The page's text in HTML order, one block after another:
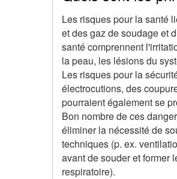
Les risques pour la santé
et des gaz de soudage et
santé comprennent
la peau, les lésions du
Les risques pour la
électrocutions, des
pourraient également se
Bon nombre de ces
éliminer la nécessité de
techniques (p. ex.
avant de souder et former
respiratoire).